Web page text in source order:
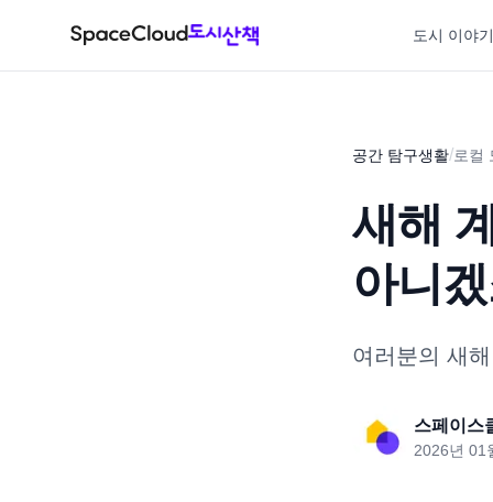
도시 이야
공간 탐구생활/로컬
새해
아니
여러분의 새
스페이스
2026년 01